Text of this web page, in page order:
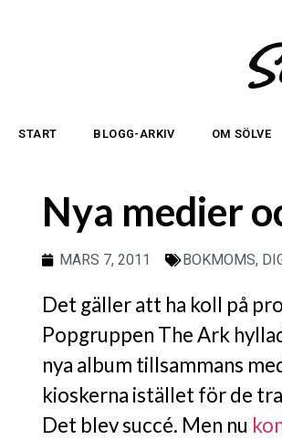
START BLOGG-ARKIV OM SÖLVE
Nya medier
MARS 7, 2011 BOKMOMS,
Det gäller att ha koll på
Popgruppen The Ark
nya album tillsammans
kioskerna istället för de
Det blev succé. Men nu